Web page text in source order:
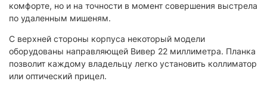
комфорте, но и на точности в момент совершения выстрела
по удаленным мишеням.
С верхней стороны корпуса некоторый модели
оборудованы направляющей Вивер 22 миллиметра. Планка
позволит каждому владельцу легко установить коллиматор
или оптический прицел.